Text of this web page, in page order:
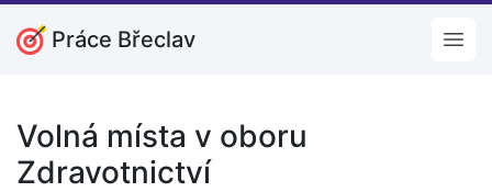
Práce Břeclav
Volná místa v oboru
Zdravotnictví